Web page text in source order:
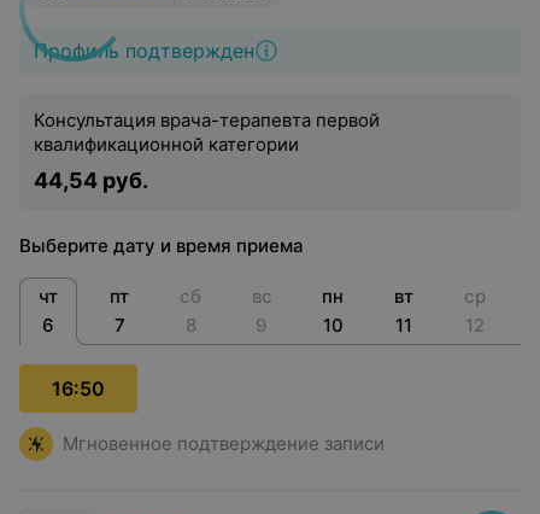
Профиль подтвержден
Консультация врача-терапевта первой
квалификационной категории
44,54 руб.
Выберите дату и время приема
чт
6
пт
7
сб
8
вс
9
пн
10
вт
11
ср
12
16:50
Мгновенное подтверждение записи